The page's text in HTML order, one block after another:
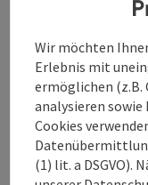
Öffnungszeiten
Montag
DO
Beitrag
Wir möchten
Erlebnis mit
ermöglichen (z.B.
analysieren
Cookies
(1) lit. a DSGVO).